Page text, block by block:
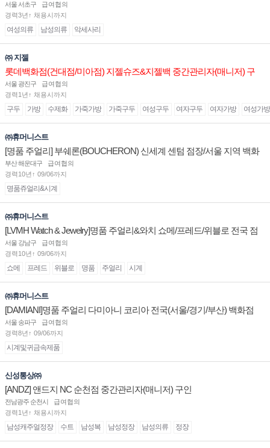
서울 서초구
급여협의
경력3년↑ 채용시까지
여성의류 남성의류 악세사리
㈜ 지젤
롯데백화점(건대점/미아점) 지젤슈즈&지젤백 중간관리자(매니저) 구
인합니다
서울 광진구
급여협의
경력1년↑ 채용시까지
구두 가방 수제화 가죽가방 가죽구두 여성구두 여자구두 여자가방 여성가방
㈜휴머니스트
[명품 주얼리] 부쉐론(BOUCHERON) 신세계 센텀 점장/서울 지역 백화
점 판매사원 채용
부산 해운대구
급여협의
경력10년↑ 09/06까지
명품쥬얼리&시계
㈜휴머니스트
[LVMH Watch & Jewelry]명품 주얼리&와치 쇼메/프레드/위블로 전국 점
장/부점장/판매사원 채용
서울 강남구
급여협의
경력10년↑ 09/06까지
쇼메 프레드 위블로 명품 주얼리 시계
㈜휴머니스트
[DAMIANI]명품 주얼리 다미아니 코리아 전국(서울/경기/부산) 백화점
부점장/판매사원 채용
서울 송파구
급여협의
경력8년↑ 09/06까지
시계및귀금속제품
신성통상㈜
[ANDZ] 앤드지 NC 순천점 중간관리자(매니저) 구인
전남광주 순천시
급여협의
경력1년↑ 채용시까지
남성캐주얼정장 수트 남성복 남성정장 남성의류 정장